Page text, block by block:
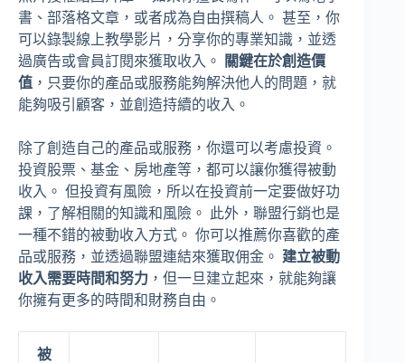
書、部落格文章，或者成為自由撰稿人。 甚至，你
可以錄製線上教學影片，分享你的專業知識，並透
過廣告或會員訂閱來獲取收入。
關鍵在於創造價
值 ，只要你的產品或服務能夠解決他人的問題，就
能夠吸引顧客，並創造持續的收入。
除了創造自己的產品或服務，你還可以考慮投資。
投資股票、基金、房地產等，都可以讓你獲得被動
收入。 但投資有風險，所以在投資前一定要做好功
課，了解相關的知識和風險。 此外，聯盟行銷也是
一種不錯的被動收入方式。 你可以推薦你喜歡的產
品或服務，並透過聯盟連結來獲取佣金。 建立被動
收入需要時間和努力 ，但一旦建立起來，就能夠讓
你擁有更多的時間和財務自由。
被